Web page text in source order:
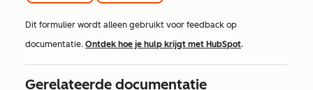
Dit formulier wordt alleen gebruikt voor feedback op
documentatie. Ontdek hoe je hulp krijgt met HubSpot.
Gerelateerde documentatie